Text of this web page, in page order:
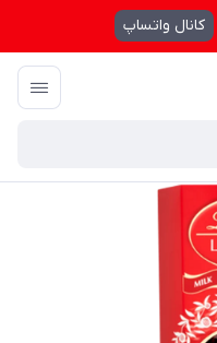
کانال واتساپ